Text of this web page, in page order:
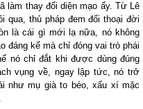
làm thay đổi diện mạo ấy. Từ Lê
qua, thủ pháp đem đối thoại đời
là cái gì mới lạ nữa, nó không
đáng kể mà chỉ đóng vai trò phái
nó chỉ đắt khi được dùng đúng
vụng về, ngay lập tức, nó trở
như mụ già to béo, xấu xí mặc